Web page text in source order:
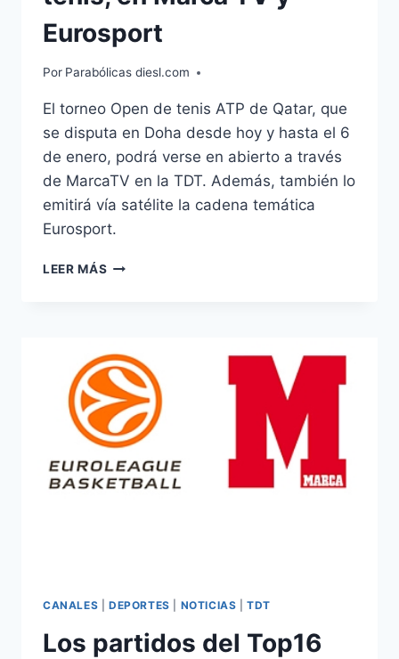
Eurosport
Por Parabólicas diesl.com
El torneo Open de tenis ATP de Qatar, que
se disputa en Doha desde hoy y hasta el 6
de enero, podrá verse en abierto a través
de MarcaTV en la TDT. Además, también lo
emitirá vía satélite la cadena temática
Eurosport.
LEER MÁS EL
TENIS,
EN
MARCA
TV
Y
EUROSPORT
CANALES DEPORTES NOTICIAS |TDT
Los partidos del Top16